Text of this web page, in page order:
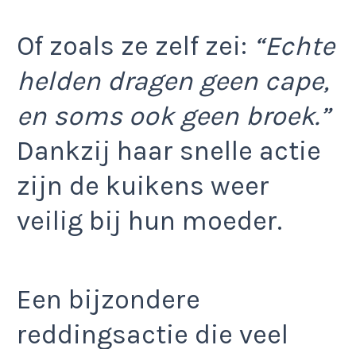
Of zoals ze zelf zei: “Echte
helden dragen geen cape,
en soms ook geen broek.”
Dankzij haar snelle actie
zijn de kuikens weer
veilig bij hun moeder.
Een bijzondere
reddingsactie die veel